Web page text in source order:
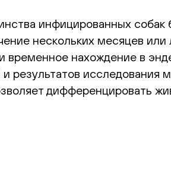
инфицированных собак
нескольких месяцев или
временное нахождение в
результатов исследования
дифференцировать